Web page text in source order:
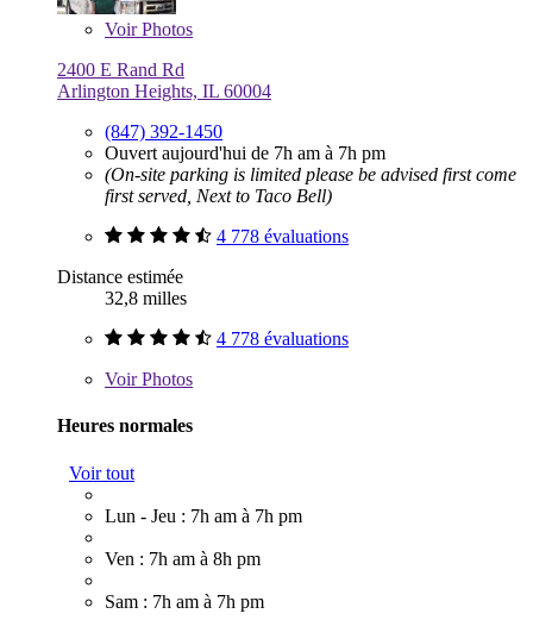
VoirPhotos
2400 E Rand Rd
Arlington Heights, IL 60004
(847) 392-1450
Ouvert aujourd'hui de 7h am à 7h pm
(On-site parking is limited please be advised first come
first served, Next to Taco Bell)
4 778 évaluations
Distance estimée
32,8 milles
4 778 évaluations
VoirPhotos
Heures normales
Voir tout
Lun - Jeu : 7h am à 7h pm
Ven : 7h am à 8h pm
Sam : 7h am à 7h pm